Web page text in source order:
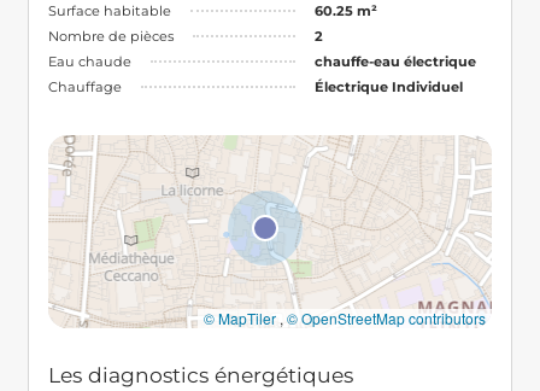
Surface habitable
60.25 m²
Nombre de pièces
2
Eau chaude
chauffe-eau électrique
Chauffage
Électrique Individuel
© MapTiler ,© OpenStreetMap contributors
Les diagnostics énergétiques